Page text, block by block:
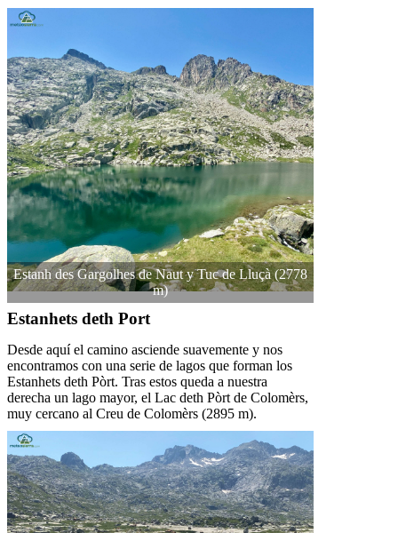
Estanh des Gargolhes de Naut y Tuc de Lluçà (2778
m)
Estanhets deth Port
Desde aquí el camino asciende suavemente y nos
encontramos con una serie de lagos que forman los
Estanhets deth Pòrt. Tras estos queda a nuestra
derecha un lago mayor, el Lac deth Pòrt de Colomèrs,
muy cercano al Creu de Colomèrs (2895 m).